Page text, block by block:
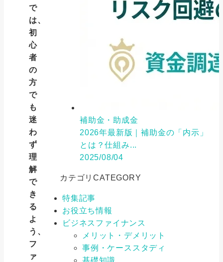
で
は、
初
心
者
の
方
で
も
迷
わ
ず
理
解
で
き
る
よ
う、
フ
ァ
補助金・助成金
2026年最新版｜補助金の「内示」
とは？仕組み...
2025/08/04
カテゴリCATEGORY
特集記事
お役立ち情報
ビジネスファイナンス
メリット・デメリット
事例・ケーススタディ
基礎知識